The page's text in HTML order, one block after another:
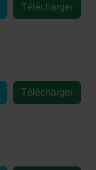
Télécharger
Télécharger